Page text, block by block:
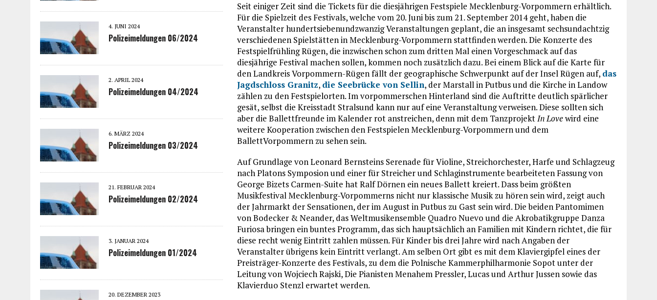
Seit einiger Zeit sind die Tickets für die diesjährigen Festspiele Mecklenburg-Vorpommern erhältlich.
Für die Spielzeit des Festivals, welche vom 20. Juni bis zum 21. September 2014 geht, haben die
Veranstalter hundertsiebenundzwanzig Veranstaltungen geplant, die an insgesamt sechsundachtzig
verschiedenen Spielstätten in Mecklenburg-Vorpommern stattfinden werden. Die Konzerte des
Festspielfrühling Rügen, die inzwischen schon zum dritten Mal einen Vorgeschmack auf das
diesjährige Festival machen sollen, kommen noch zusätzlich dazu. Bei einem Blick auf die Karte für
den Landkreis Vorpommern-Rügen fällt der geographische Schwerpunkt auf der Insel Rügen auf, das
Jagdschloss Granitz, die Seebrücke von Sellin, der Marstall in Putbus und die Kirche in Landow
zählen zu den Festspielorten. Im vorpommerschen Hinterland sind die Auftritte deutlich spärlicher
gesät, selbst die Kreisstadt Stralsund kann nur auf eine Veranstaltung verweisen. Diese sollten sich
aber die Ballettfreunde im Kalender rot anstreichen, denn mit dem TanzprojektIn Lovewird eine
weitere Kooperation zwischen den Festspielen Mecklenburg-Vorpommern und dem
BallettVorpommern zu sehen sein.
Auf Grundlage von Leonard Bernsteins Serenade für Violine, Streichorchester, Harfe und Schlagzeug
nach Platons Symposion und einer für Streicher und Schlaginstrumente bearbeiteten Fassung von
George Bizets Carmen-Suite hat Ralf Dörnen ein neues Ballett kreiert. Dass beim größten
Musikfestival Mecklenburg-Vorpommerns nicht nur klassische Musik zu hören sein wird, zeigt auch
der Jahrmarkt der Sensationen, der im August in Putbus zu Gast sein wird. Die beiden Pantomimen
von Bodecker & Neander, das Weltmusikensemble Quadro Nuevo und die Akrobatikgruppe Danza
Furiosa bringen ein buntes Programm, das sich hauptsächlich an Familien mit Kindern richtet, die für
diese recht wenig Eintritt zahlen müssen. Für Kinder bis drei Jahre wird nach Angaben der
Veranstalter übrigens kein Eintritt verlangt. Am selben Ort gibt es mit dem Klaviergipfel eines der
Preisträger-Konzerte des Festivals, zu dem die Polnische Kammerphilharmonie Sopot unter der
Leitung von Wojciech Rajski, Die Pianisten Menahem Pressler, Lucas und Arthur Jussen sowie das
Klavierduo Stenzl erwartet werden.
4. JUNI 2024
Polizeimeldungen 06/2024
2. APRIL 2024
Polizeimeldungen 04/2024
6. MÄRZ 2024
Polizeimeldungen 03/2024
21. FEBRUAR 2024
Polizeimeldungen 02/2024
3. JANUAR 2024
Polizeimeldungen 01/2024
20. DEZEMBER 2023